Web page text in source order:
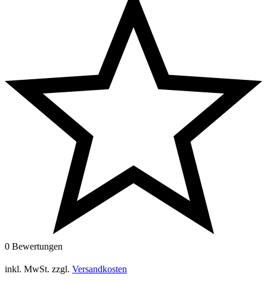
0 Bewertungen
inkl. MwSt. zzgl. Versandkosten